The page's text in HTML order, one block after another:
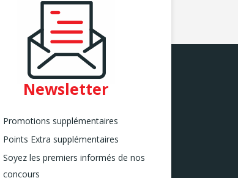
Newsletter
Promotions supplémentaires
Points Extra supplémentaires
Soyez les premiers informés de nos
concours